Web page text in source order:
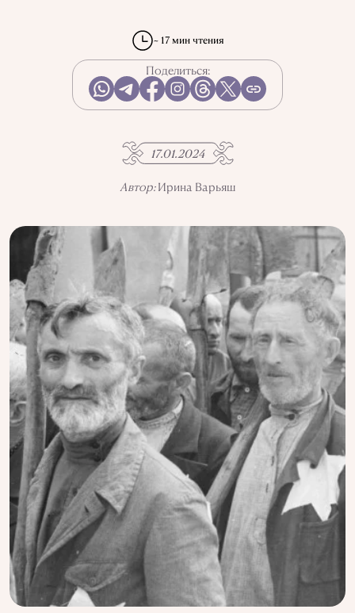
ИСТОРИЯ НАУКИ
ИСПОЛЬЗОВАНИЕ ИНФОРМАЦИИ
РЕКЛАМА В QALAM
НАШИ АВТОРЫ
~ 17 мин чтения
Поделиться:
17.01.2024
Автор:Ирина Варьяш